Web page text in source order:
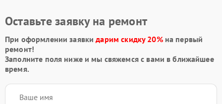
Оставьте заявку на ремонт
При оформлении заявкидарим скидку 20%на первый
ремонт!
Заполните поля ниже и мы свяжемся с вами в ближайшее
время.